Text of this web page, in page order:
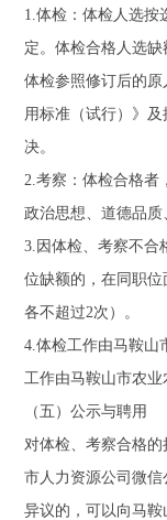
1.体检：体检人选按
定。体检合格人选缺
体检参照修订后的
用标准（试行）》
决。
2.考察：体检合格者
政治思想、道德品质
3.因体检、考察不合
位缺额的，在同职
各不超过2次）。
4.体检工作由马鞍山
工作由马鞍山市农业
（五）公示与聘用
对体检、考察合格
市人力资源公司微
异议的，可以向马